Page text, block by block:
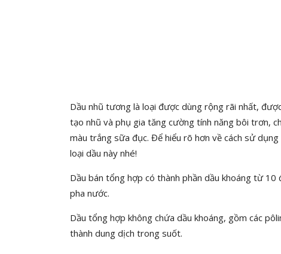
Dầu nhũ tương là loại được dùng rộng rãi nhất,
tạo nhũ và phụ gia tăng cường tính năng bôi trơn,
màu trắng sữa đục. Để hiểu rõ hơn về cách sử
loại dầu này nhé!
Dầu bán tổng hợp có thành phần dầu khoáng từ
pha nước.
Dầu tổng hợp không chứa dầu khoáng, gồm các
thành dung dịch trong suốt.